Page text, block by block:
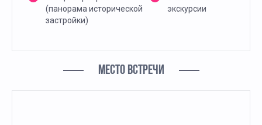
(панорама исторической
застройки)
экскурсии
МЕСТО ВСТРЕЧИ